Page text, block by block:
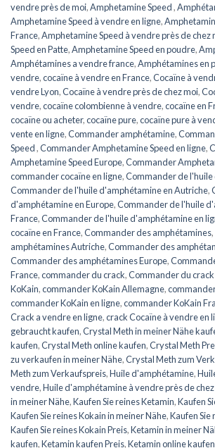
vendre près de moi,Amphetamine Speed ​​​​,
Amphetamine Speed ​​​​à vendre en ligne,
France,Amphetamine Speed à vendre près de chez
Speed en ​​​​Patte,Amphetamine Speed en poudre,
Amphétamines a vendre france,Amphétamines en
vendre,cocaïne à vendre en France,Cocaïne à
vendre Lyon,Cocaïne à vendre près de chez moi,
vendre,cocaïne colombienne à vendre,cocaïne en
cocaïne ou acheter,cocaïne pure,cocaïne pure à
vente en ligne,Commander amphétamine,
Speed ​​​​,Commander Amphetamine Speed ​​​​en ligne,
Amphetamine Speed ​​​Europe,Commander
commander cocaïne en ligne,Commander de
Commander de l'huile d'amphétamine en Autriche,
d'amphétamine en Europe,Commander de l'huile
France,Commander de l'huile d'amphétamine en
cocaïne en France,Commander des amphétamines,
amphétamines Autriche,Commander des
Commander des amphétamines Europe,
France,commander du crack,Commander du
KoKain,commander KoKain Allemagne,
commander KoKain en ligne,commander KoKain
Crack a vendre en ligne,crack Cocaïne à vendre en
gebraucht kaufen,Crystal Meth in meiner Nähe
kaufen,Crystal Meth online kaufen,Crystal Meth
zu verkaufen in meiner Nähe,Crystal Meth zum
Meth zum Verkaufspreis,Huile d'amphétamine,
vendre,Huile d'amphétamine à vendre près de
in meiner Nähe,Kaufen Sie reines Ketamin,Kaufen
Kaufen Sie reines Kokain in meiner Nähe,Kaufen Sie
Kaufen Sie reines Kokain Preis,Ketamin in meiner
kaufen,Ketamin kaufen Preis,Ketamin online kaufen